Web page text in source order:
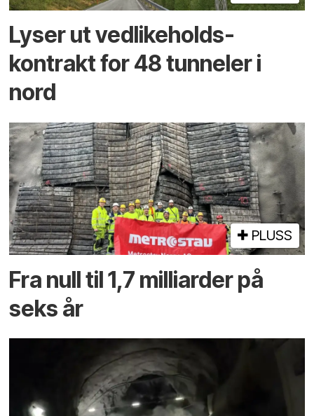
Lyser ut vedlikeholds­
kontrakt for 48 tunneler i
nord
PLUSS
Fra null til 1,7 milliarder på
seks år